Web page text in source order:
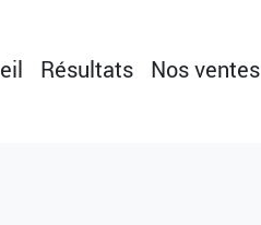
Résultats Nos ventes